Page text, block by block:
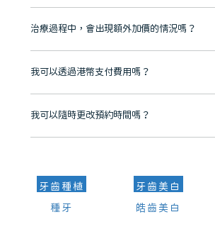
至今已服務超過三十個國家和地區的顧客，受到粵
市市民極高的口碑評價及信任推薦 珠海、深圳設有
有咨詢及服務保障中心，有任何問題都可以隨時預
不會！只要未開始實際服務之前，你不會被收取任
治療過程中，會出現額外加價的情況嗎？
不會，治療前我們會詳細說明治療方案及對應的價
我可以透過港幣支付費用嗎？
可以。維港口腔會按照當日匯率轉算收取費用，而
我可以隨時更改預約時間嗎？
可以，請盡早通過wechat或whatsapp聯絡我們，
牙齒種植
種牙
牙齒美白
皓齒美白